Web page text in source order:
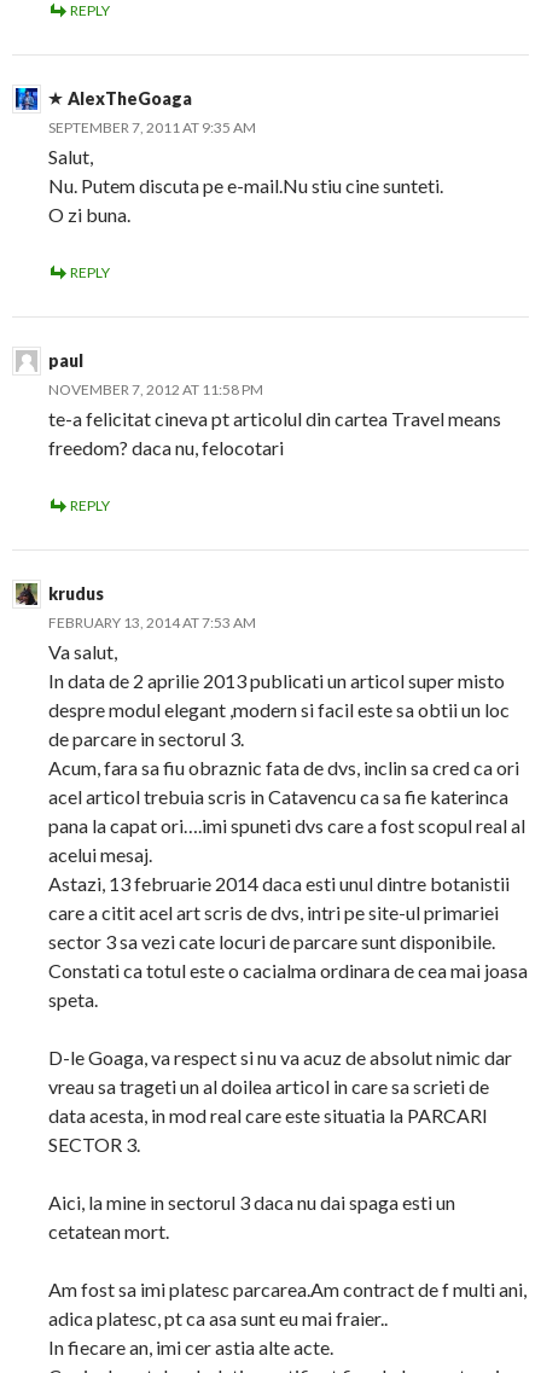
REPLY
AlexTheGoaga
SEPTEMBER 7, 2011 AT 9:35 AM
Salut,
Nu. Putem discuta pe e-mail.Nu stiu cine sunteti.
O zi buna.
REPLY
paul
NOVEMBER 7, 2012 AT 11:58 PM
te-a felicitat cineva pt articolul din cartea Travel means
freedom? daca nu, felocotari
REPLY
krudus
FEBRUARY 13, 2014 AT 7:53 AM
Va salut,
In data de 2 aprilie 2013 publicati un articol super misto
despre modul elegant ,modern si facil este sa obtii un loc
de parcare in sectorul 3.
Acum, fara sa fiu obraznic fata de dvs, inclin sa cred ca ori
acel articol trebuia scris in Catavencu ca sa fie katerinca
pana la capat ori….imi spuneti dvs care a fost scopul real al
acelui mesaj.
Astazi, 13 februarie 2014 daca esti unul dintre botanistii
care a citit acel art scris de dvs, intri pe site-ul primariei
sector 3 sa vezi cate locuri de parcare sunt disponibile.
Constati ca totul este o cacialma ordinara de cea mai joasa
speta.
D-le Goaga, va respect si nu va acuz de absolut nimic dar
vreau sa trageti un al doilea articol in care sa scrieti de
data acesta, in mod real care este situatia la PARCARI
SECTOR 3.
Aici, la mine in sectorul 3 daca nu dai spaga esti un
cetatean mort.
Am fost sa imi platesc parcarea.Am contract de f multi ani,
adica platesc, pt ca asa sunt eu mai fraier..
In fiecare an, imi cer astia alte acte.